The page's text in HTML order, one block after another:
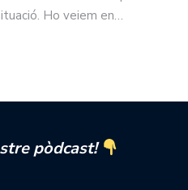
Ho veiem en…
pòdcast!